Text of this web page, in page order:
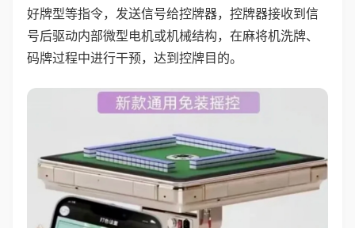
好牌型等指令，发送信号给控牌器，控牌器接收到信
号后驱动内部微型电机或机械结构，在麻将机洗牌、
码牌过程中进行干预，达到控牌目的。